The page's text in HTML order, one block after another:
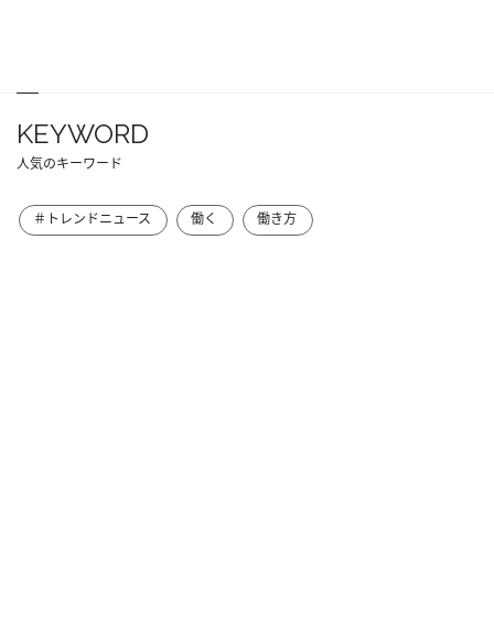
KEYWORD
人気のキーワード
＃トレンドニュース 働く 働き方